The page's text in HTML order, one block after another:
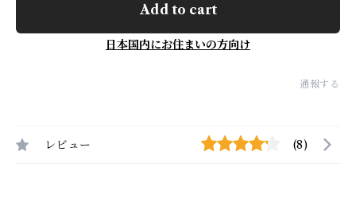
Add to cart
日本国内にお住まいの方向け
通報する
レビュー (8)